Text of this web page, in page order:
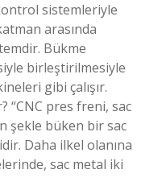
sistemleriyle
arasında
Bükme
birleştirilmesiyle
gibi çalışır.
“CNC pres freni, sac
şekle büken bir sac
Daha ilkel olanına
sac metal iki